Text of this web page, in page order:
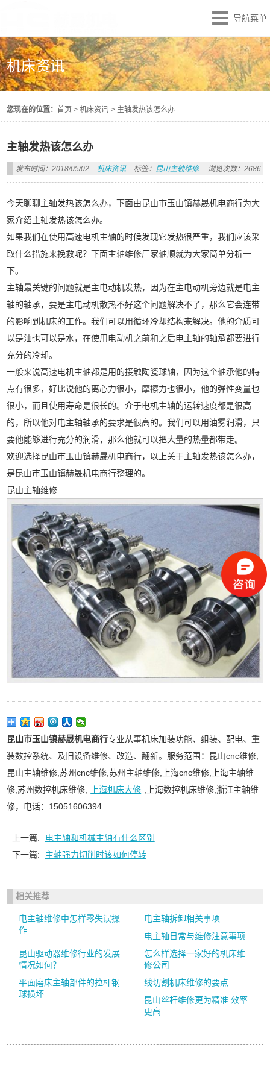
导航菜单
机床资讯
您现在的位置：首页 >机床资讯 > 主轴发热该怎么办
主轴发热该怎么办
发布时间：2018/05/02 机床资讯 标签： 昆山主轴维修 浏览次数：2686
今天聊聊主轴发热该怎么办，下面由昆山市玉山镇赫晟机电商行为大
家介绍主轴发热该怎么办。
如果我们在使用高速电机主轴的时候发现它发热很严重，我们应该采
取什么措施来挽救呢？下面主轴维修厂家轴顺就为大家简单分析一
下。
主轴最关键的问题就是主电动机发热，因为在主电动机旁边就是电主
轴的轴承，要是主电动机散热不好这个问题解决不了，那么它会连带
的影响到机床的工作。我们可以用循环冷却结构来解决。他的介质可
以是油也可以是水，在使用电动机之前和之后电主轴的轴承都要进行
充分的冷却。
一般来说高速电机主轴都是用的接触陶瓷球轴，因为这个轴承他的特
点有很多，好比说他的离心力很小，摩擦力也很小，他的弹性变量也
很小，而且使用寿命是很长的。介于电机主轴的运转速度都是很高
的，所以他对电主轴轴承的要求是很高的。我们可以用油雾润滑，只
要他能够进行充分的润滑，那么他就可以把大量的热量都带走。
欢迎选择昆山市玉山镇赫晟机电商行，以上关于主轴发热该怎么办，
是昆山市玉山镇赫晟机电商行整理的。
昆山主轴维修
昆山市玉山镇赫晟机电商行专业从事机床加装功能、组装、配电、重
装数控系统、及旧设备维修、改造、翻新。服务范围：昆山cnc维修,
昆山主轴维修,苏州cnc维修,苏州主轴维修,上海cnc维修,上海主轴维
修,苏州数控机床维修,
上海机床大修
,上海数控机床维修,浙江主轴维
修，电话：15051606394
上一篇:
电主轴和机械主轴有什么区别
下一篇:
主轴强力切削时该如何停转
相关推荐
电主轴维修中怎样零失误操
作
电主轴拆卸相关事项
电主轴日常与维修注意事项
昆山驱动器维修行业的发展
情况如何？
怎么样选择一家好的机床维
修公司
平面磨床主轴部件的拉杆钢
球损坏
线切割机床维修的要点
昆山丝杆维修更为精准 效率
更高